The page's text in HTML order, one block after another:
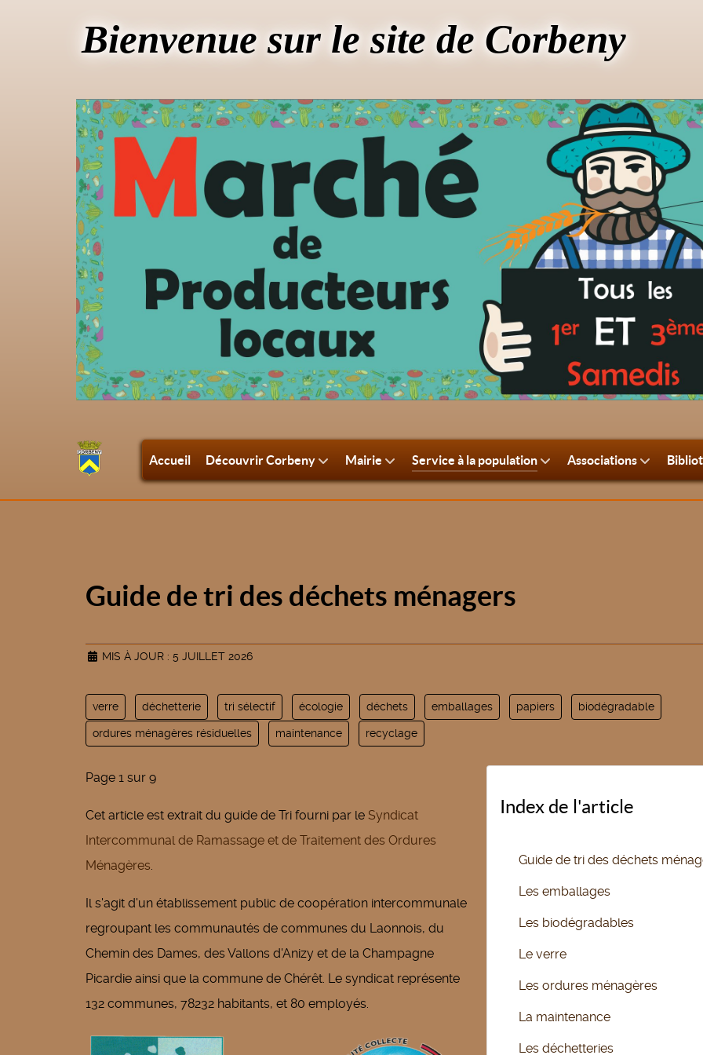
Bienvenue sur le site de Corbeny
Accueil Découvrir Corbeny Mairie Service à la population Associations
Guide de tri des déchets ménagers
MIS À JOUR : 5 JUILLET 2026
verre déchetterie tri sélectif écologie déchets emballages papiers biodégradable
ordures ménagères résiduelles maintenance recyclage
Index de l'article
Guide de tri des déchets
Les emballages
Les biodégradables
Le verre
Les ordures ménagères
La maintenance
Les déchetteries
Page 1 sur 9
Cet article est extrait du guide de Tri fourni par le Syndicat
Intercommunal de Ramassage et de Traitement des Ordures
Ménagères
Il s'agit d'un établissement public de coopération intercommunale
regroupant les communautés de communes du Laonnois, du
Chemin des Dames, des Vallons d'Anizy et de la Champagne
Picardie ainsi que la commune de Chérêt. Le syndicat représente
132 communes, 78232 habitants, et 80 employés.